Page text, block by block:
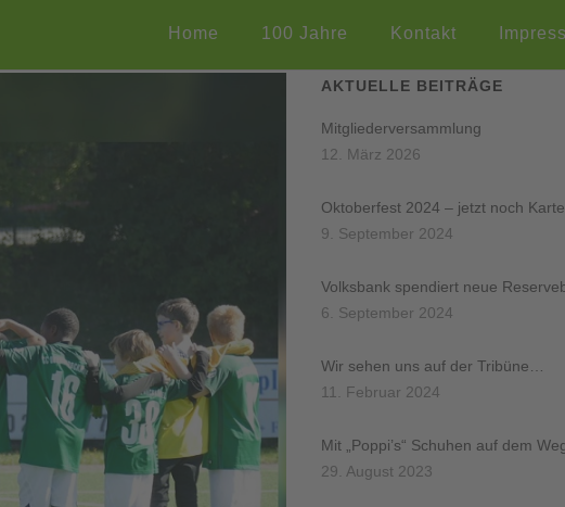
Home 100 Jahre Kontakt
AKTUELLE BEITRÄGE
Mitgliederversammlung
12. März 2026
Oktoberfest 2024 – jetzt noch
9. September 2024
Volksbank spendiert neue
6. September 2024
Wir sehen uns auf der Tribüne…
11. Februar 2024
Mit „Poppi’s“ Schuhen auf dem
29. August 2023